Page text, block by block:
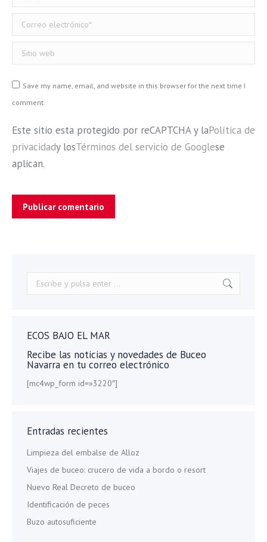
Correo electrónico *
Sitio web
Save my name, email, and website in this browser for the next time I
comment.
Este sitio esta protegido por reCAPTCHA y laPolítica de
privacidady losTérminos del servicio de Googlese
aplican.
Publicar comentario
Buscar:
ECOS BAJO EL MAR
Recibe las noticias y novedades de Buceo
Navarra en tu correo electrónico
[mc4wp_form id=»3220″]
Entradas recientes
Limpieza del embalse de Alloz
Viajes de buceo: crucero de vida a bordo o resort
Nuevo Real Decreto de buceo
Identificación de peces
Buzo autosuficiente